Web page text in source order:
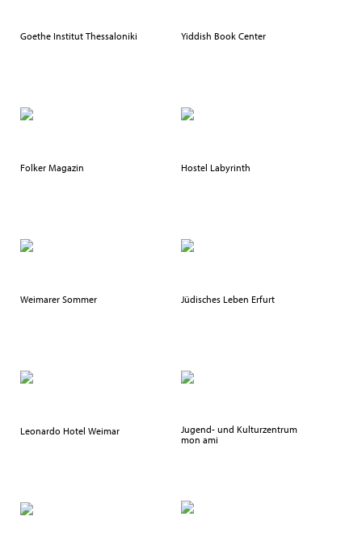
Goethe Institut Thessaloniki Yiddish Book Center
Folker Magazin Hostel Labyrinth
Weimarer Sommer Jüdisches Leben Erfurt
Leonardo Hotel Weimar
Jugend- und Kulturzentrum
mon ami